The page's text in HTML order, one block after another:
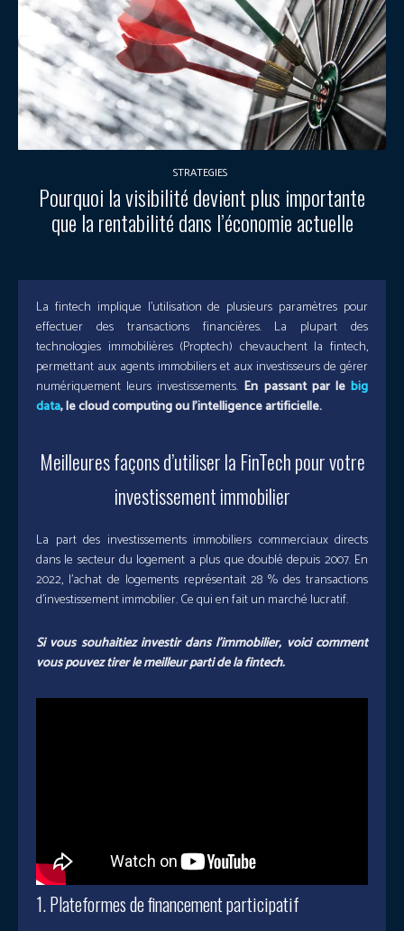
STRATEGIES
Pourquoi la visibilité devient plus importante
que la rentabilité dans l’économie actuelle
La fintech implique l’utilisation de plusieurs paramètres pour
effectuer des transactions financières. La plupart des
technologies immobilières (Proptech) chevauchent la fintech,
permettant aux agents immobiliers et aux investisseurs de gérer
numériquement leurs investissements. En passant par lebig
data, le cloud computing ou l’intelligence artificielle.
Meilleures façons d’utiliser la FinTech pour votre
investissement immobilier
La part des investissements immobiliers commerciaux directs
dans le secteur du logement a plus que doublé depuis 2007. En
2022, l’achat de logements représentait 28 % des transactions
d’investissement immobilier. Ce qui en fait un marché lucratif.
Si vous souhaitiez investir dans l’immobilier, voici comment
vous pouvez tirer le meilleur parti de la fintech.
1. Plateformes de financement participatif